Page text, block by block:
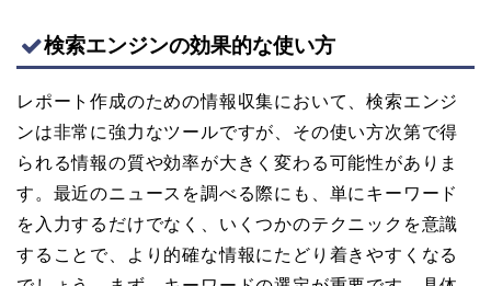
検索エンジンの効果的な使い方
レポート作成のための情報収集において、検索エンジ
ンは非常に強力なツールですが、その使い方次第で得
られる情報の質や効率が大きく変わる可能性がありま
す。最近のニュースを調べる際にも、単にキーワード
を入力するだけでなく、いくつかのテクニックを意識
することで、より的確な情報にたどり着きやすくなる